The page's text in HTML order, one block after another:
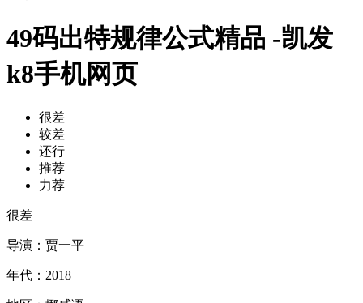
49码出特规律公式精品 -凯发
k8手机网页
很差
较差
还行
推荐
力荐
很差
导演： 贾一平
年代： 2018